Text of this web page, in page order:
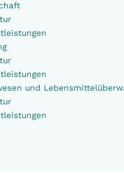
und